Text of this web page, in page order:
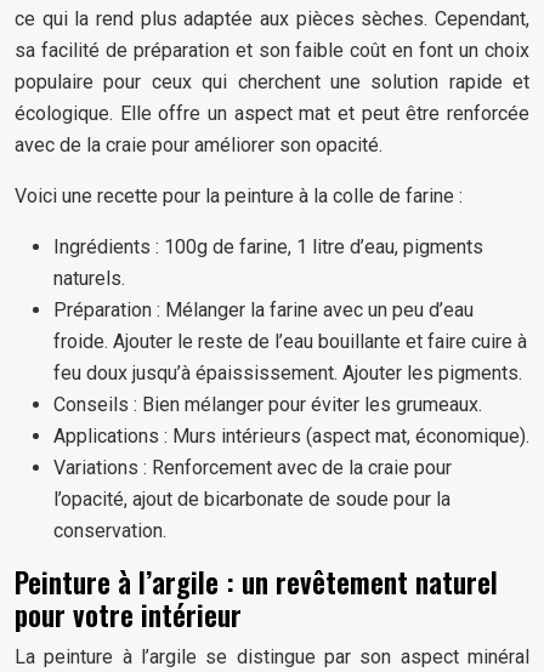
ce qui la rend plus adaptée aux pièces sèches. Cependant,
sa facilité de préparation et son faible coût en font un choix
populaire pour ceux qui cherchent une solution rapide et
écologique. Elle offre un aspect mat et peut être renforcée
avec de la craie pour améliorer son opacité.
Voici une recette pour la peinture à la colle de farine :
Ingrédients : 100g de farine, 1 litre d’eau, pigments
naturels.
Préparation : Mélanger la farine avec un peu d’eau
froide. Ajouter le reste de l’eau bouillante et faire cuire à
feu doux jusqu’à épaississement. Ajouter les pigments.
Conseils : Bien mélanger pour éviter les grumeaux.
Applications : Murs intérieurs (aspect mat, économique).
Variations : Renforcement avec de la craie pour
l’opacité, ajout de bicarbonate de soude pour la
conservation.
Peinture à l’argile : un revêtement naturel
pour votre intérieur
La peinture à l’argile se distingue par son aspect minéral